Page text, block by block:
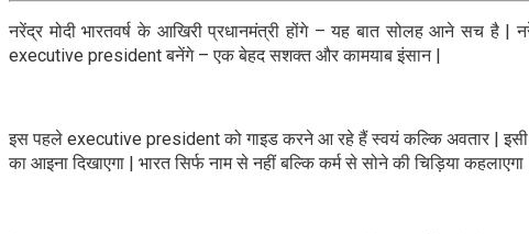
नरेंद्र मोदी भारतवर्ष के आखिरी प्रधानमंत्री होंगे – यह बात सोलह आने सच
executive president बनेंगे – एक बेहद सशक्त और कामयाब इंसान |
इस पहले executive president को गाइड करने आ रहे हैं स्वयं कल्कि अवतार | इसी
का आइना दिखाएगा | भारत सिर्फ नाम से नहीं बल्कि कर्म से सोने की चिड़िया कहलाएगा